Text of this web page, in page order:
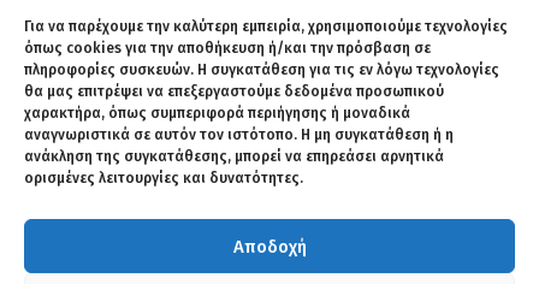
Για να παρέχουμε την καλύτερη εμπειρία, χρησιμοποιούμε τεχνολογίες
όπως cookies για την αποθήκευση ή/και την πρόσβαση σε
πληροφορίες συσκευών. Η συγκατάθεση για τις εν λόγω τεχνολογίες
θα μας επιτρέψει να επεξεργαστούμε δεδομένα προσωπικού
χαρακτήρα, όπως συμπεριφορά περιήγησης ή μοναδικά
αναγνωριστικά σε αυτόν τον ιστότοπο. Η μη συγκατάθεση ή η
ανάκληση της συγκατάθεσης, μπορεί να επηρεάσει αρνητικά
ορισμένες λειτουργίες και δυνατότητες.
Αποδοχή
Όροι Χρήσης
Πολιτική Απορρήτου – Cookies
Πολιτική Επιστροφών
Αποστολές
Πληρωμές
ΑΡΧΙΚΗ SHOP BLOG ΕΠΙΚΟΙΝΩΝΙΑ